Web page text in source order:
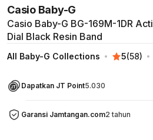
Casio Baby-G
Casio Baby-G BG-169M-1DR
Dial Black Resin Band
All Baby-G Collections 5(58)
Dapatkan JT Point5.030
Garansi Jamtangan.com2 tahun